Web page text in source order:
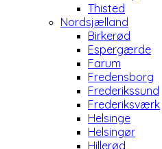
Thisted
Nordsjælland
Birkerød
Espergærde
Farum
Fredensborg
Frederikssund
Frederiksværk
Helsinge
Helsingør
Hillerød